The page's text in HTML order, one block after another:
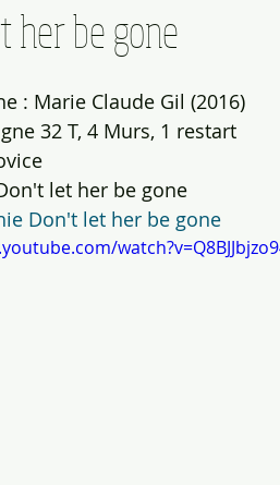
her be gone
: Marie Claude Gil (2016)
32 T, 4 Murs, 1 restart
let her be gone
Don't let her be gone